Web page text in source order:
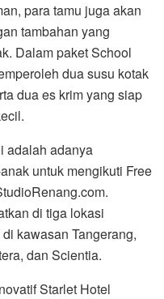
para tamu juga akan
tambahan yang
Dalam paket School
dua susu kotak
dua es krim yang siap
adalah adanya
untuk mengikuti Free
di tiga lokasi
kawasan Tangerang,
dan Scientia.
Starlet Hotel